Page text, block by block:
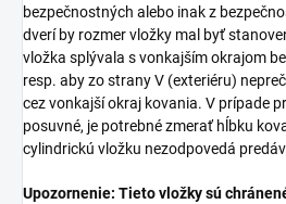
bezpečnostných alebo inak z
dverí by rozmer vložky mal byť
vložka splývala s vonkajším okrajom
resp. aby zo strany V (exteriéru)
cez vonkajší okraj kovania. V prípade
posuvné, je potrebné zmerať hĺbku
cylindrickú vložku nezodpovedá
Upozornenie: Tieto vložky sú